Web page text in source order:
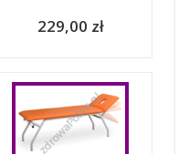
229,00 zł